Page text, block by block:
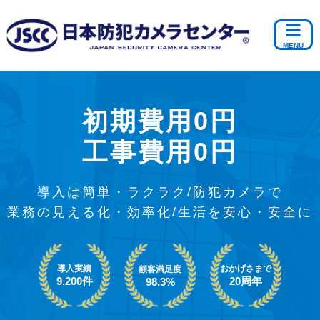
初期費用0円
工事費用0円
導入は簡単・ラクラク/防犯カメラで
業務の見える化・効率化/生活を安心・安全に
導入実績
9,200件
顧客満足度
98.3%
おかげさまで
20周年